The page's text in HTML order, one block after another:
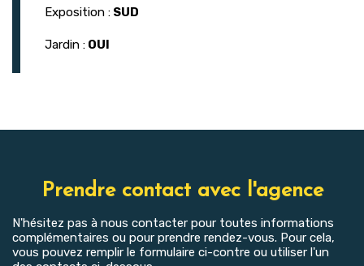
Exposition : SUD
Jardin : OUI
Prendre contact avec l'agence
N'hésitez pas à nous contacter pour toutes informations
complémentaires ou pour prendre rendez-vous. Pour cela,
vous pouvez remplir le formulaire ci-contre ou utiliser l'un